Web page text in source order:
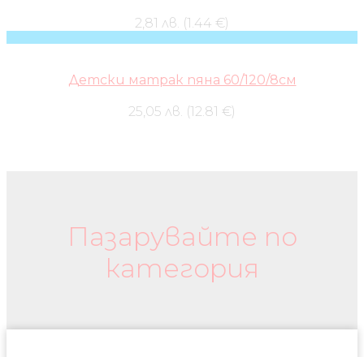
2,81 лв. (1.44 €)
Детски матрак пяна 60/120/8см
25,05 лв. (12.81 €)
Пазарувайте по
категория